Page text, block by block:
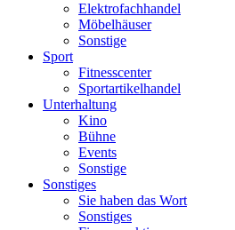
Elektrofachhandel
Möbelhäuser
Sonstige
Sport
Fitnesscenter
Sportartikelhandel
Unterhaltung
Kino
Bühne
Events
Sonstige
Sonstiges
Sie haben das Wort
Sonstiges